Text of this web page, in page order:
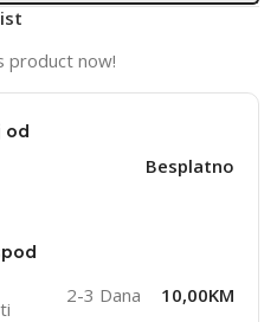
product now!
od
Besplatno
2-3 Dana 10,00KM